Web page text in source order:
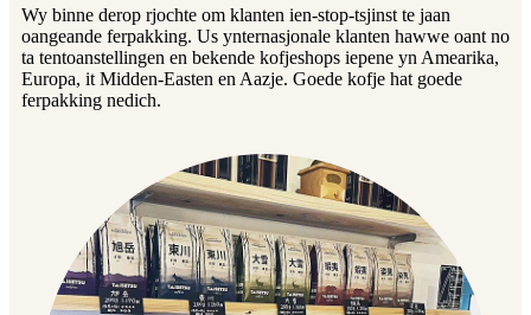
Wy binne derop rjochte om klanten ien-stop-tsjinst te jaan
oangeande ferpakking. Us ynternasjonale klanten hawwe oant no
ta tentoanstellingen en bekende kofjeshops iepene yn Amearika,
Europa, it Midden-Easten en Aazje. Goede kofje hat goede
ferpakking nedich.